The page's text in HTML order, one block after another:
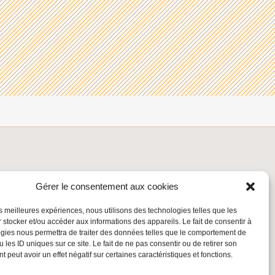
Gérer le consentement aux cookies
meilleures expériences, nous utilisons des technologies telles que les
stocker et/ou accéder aux informations des appareils. Le fait de consentir à
nous permettra de traiter des données telles que le comportement de
les ID uniques sur ce site. Le fait de ne pas consentir ou de retirer son
peut avoir un effet négatif sur certaines caractéristiques et fonctions.
INSCRIVEZ-VOUS À LA NEWSLETTER
Email
Valider